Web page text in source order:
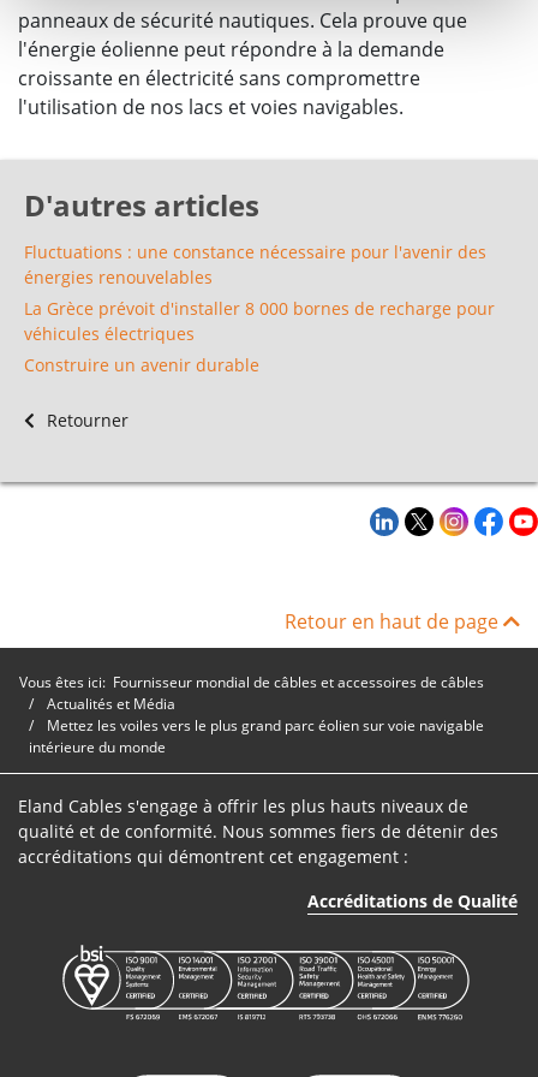
panneaux de sécurité nautiques. Cela prouve que
l'énergie éolienne peut répondre à la demande
croissante en électricité sans compromettre
l'utilisation de nos lacs et voies navigables.
D'autres articles
Fluctuations : une constance nécessaire pour l'avenir des
énergies renouvelables
La Grèce prévoit d'installer 8 000 bornes de recharge pour
véhicules électriques
Construire un avenir durable
Retourner
Retour en haut de page
Vous êtes ici: Fournisseur mondial de câbles et accessoires de câbles
Actualités et Média
Mettez les voiles vers le plus grand parc éolien sur voie navigable
intérieure du monde
Eland Cables s'engage à offrir les plus hauts niveaux de
qualité et de conformité. Nous sommes fiers de détenir des
accréditations qui démontrent cet engagement :
Accréditations de Qualité